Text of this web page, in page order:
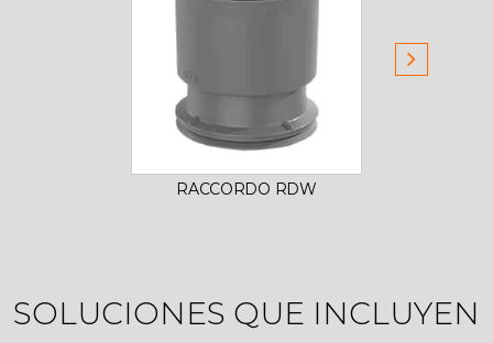
RACCORDO RDW
SOLUCIONES QUE INCLUYEN